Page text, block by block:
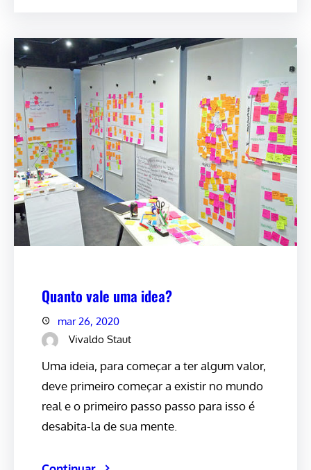
Quanto vale uma idea?
mar 26, 2020
Vivaldo Staut
Uma ideia, para começar a ter algum valor,
deve primeiro começar a existir no mundo
real e o primeiro passo passo para isso é
desabita-la de sua mente.